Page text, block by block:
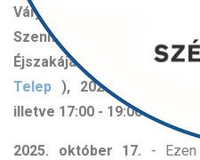
Várjuk az
Szennyvíztisztító
Éjszakáján (
Szeged
Telep ), 2025. október
illetve 17:00 - 19:00 között.
2025. október 17. -